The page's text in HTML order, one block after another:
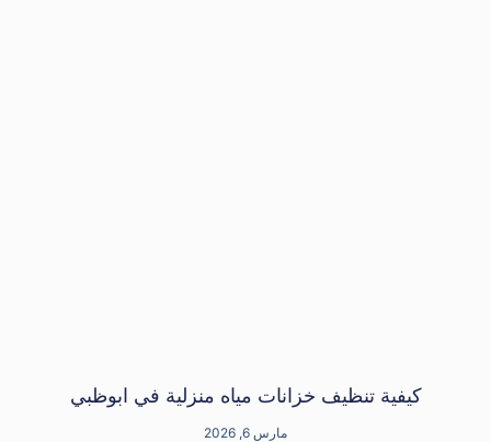
كيفية تنظيف خزانات مياه منزلية في ابوظبي
مارس 6, 2026